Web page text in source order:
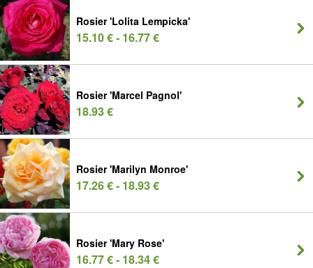
Rosier 'Lolita Lempicka'
15.10 € - 16.77 €
Rosier 'Marcel Pagnol'
18.93 €
Rosier 'Marilyn Monroe'
17.26 € - 18.93 €
Rosier 'Mary Rose'
16.77 € - 18.34 €